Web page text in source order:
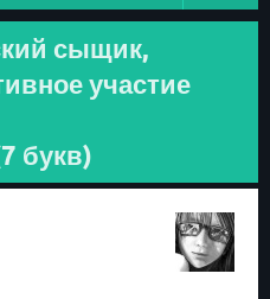
сыщик,
участие
букв)